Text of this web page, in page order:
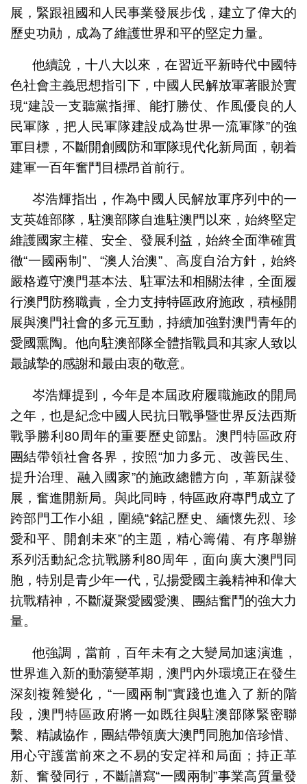
展，緊跟祖國和人民事業發展步伐，建立了偉大的
歷史功勛，成為了維護世界和平的堅定力量。
他續說，十八大以來，在習近平新時代中國特
色社會主義思想指引下，中國人民解放軍著眼於實
現“建設一支聽黨指揮、能打勝仗、作風優良的人
民軍隊，把人民軍隊建設成為世界一流軍隊”的強
軍目標，不斷開創國防和軍隊現代化新局面，朝着
建軍一百年奮鬥目標昂首前行。
岑浩輝指出，作為中國人民解放軍序列中的一
支英雄部隊，駐澳部隊自進駐澳門以來，始終堅定
維護國家主權、安全、發展利益，始終全面準確貫
徹“一國兩制”、“澳人治澳”、高度自治方針，始終
嚴格遵守澳門基本法、駐軍法和相關法律，全面履
行澳門防務職責，全力支持特區政府施政，積極開
展與澳門社會的多元互動，持續加強對澳門青年的
愛國熏陶。他向駐澳部隊全體指戰員和其家人致以
最誠摯的感謝和最由衷的敬意。
岑浩輝提到，今年是本屆政府履職施政的開局
之年，也是紀念中國人民抗日戰爭暨世界反法西斯
戰爭勝利80周年的重要歷史節點。澳門特區政府
團結帶領社會各界，按照“加力多元、改善民生、
提升治理、融入國家”的施政總體方向，革新謀發
展，奮進開新局。與此同時，特區政府專門成立了
跨部門工作小組，圍繞“銘記歷史、緬懷先烈、珍
愛和平、開創未來”的主題，精心籌備、有序舉辦
系列活動紀念抗戰勝利80周年，面向廣大澳門同
胞，特別是青少年一代，弘揚愛國主義精神和偉大
抗戰精神，不斷凝聚愛國愛澳、團結奮鬥的強大力
量。
他強調，當前，百年未有之大變局加速演進，
世界進入新的動蕩變革期，澳門內外環境正在發生
深刻複雜變化，“一國兩制”實踐也進入了新的階
段，澳門特區政府將一如既往與駐澳部隊緊密聯
繫、精誠協作，團結帶領廣大澳門同胞加倍珍惜、
用心守護當前來之不易的安定祥和局面；持正革
新、奮發同行，不斷譜寫“一國兩制”事業高質量發